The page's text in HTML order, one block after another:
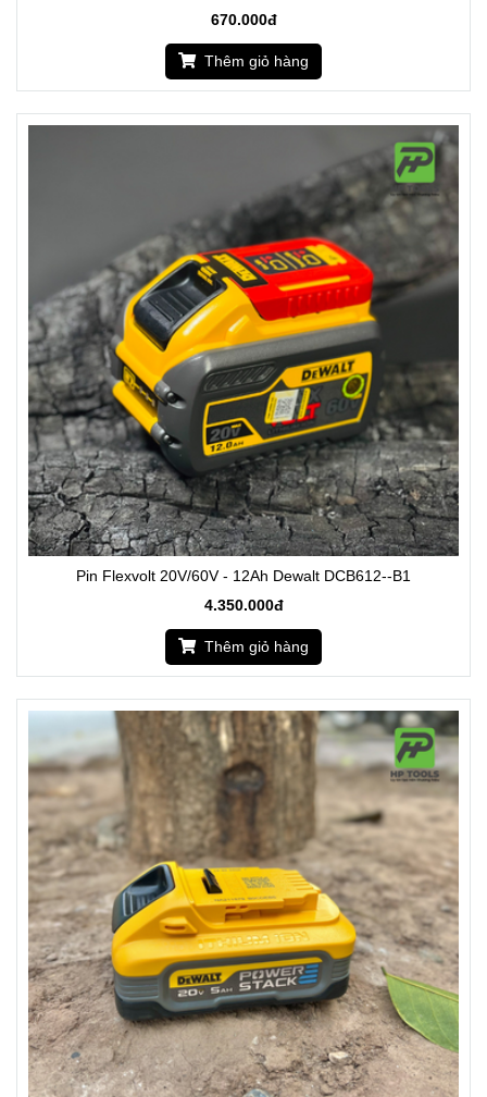
670.000đ
Thêm giỏ hàng
Pin Flexvolt 20V/60V - 12Ah Dewalt DCB612--B1
4.350.000đ
Thêm giỏ hàng